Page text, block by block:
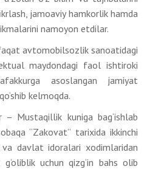
jamoaviy hamkorlik hamda
namoyon etdilar.
avtomobilsozlik sanoatidagi
maydondagi faol ishtiroki
asoslangan jamiyat
kelmoqda.
Mustaqillik kuniga bag‘ishlab
“Zakovat” tarixida ikkinchi
davlat idoralari xodimlaridan
uchun qizg‘in bahs olib